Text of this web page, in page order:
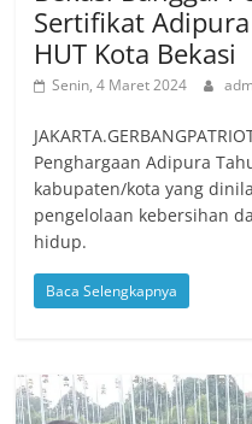
Sertifikat
HUT Kota Bekasi
Senin, 4 Maret 2024
Penghargaan Adipura
kabupaten/kota yang
pengelolaan kebersihan
hidup.
Baca Selengkapnya